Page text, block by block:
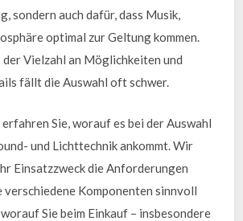
sondern auch dafür, dass Musik,
optimal zur Geltung kommen.
Vielzahl an Möglichkeiten und
fällt die Auswahl oft schwer.
Sie, worauf es bei der Auswahl
und Lichttechnik ankommt. Wir
Einsatzzweck die Anforderungen
verschiedene Komponenten sinnvoll
Sie beim Einkauf – insbesondere